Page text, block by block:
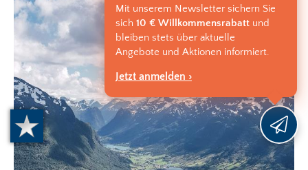
Mit unserem Newsletter sichern Sie
sich 10 € Willkommensrabatt und
bleiben stets über aktuelle
Angebote und Aktionen informiert.
Jetzt anmelden ›